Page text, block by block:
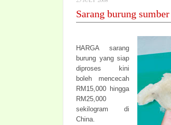
Sarang burung
HARGA sarang
burung yang siap
diproses kini
boleh mencecah
RM15,000 hingga
RM25,000
sekilogram di
China.